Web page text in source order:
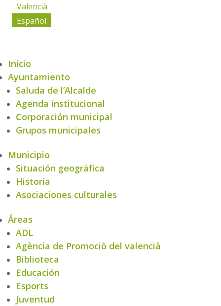
Valencià
Español
Inicio
Ayuntamiento
Saluda de l’Alcalde
Agenda institucional
Corporación municipal
Grupos municipales
Municipio
Situación geográfica
Historia
Asociaciones culturales
Áreas
ADL
Agència de Promociò del valencià
Biblioteca
Educación
Esports
Juventud